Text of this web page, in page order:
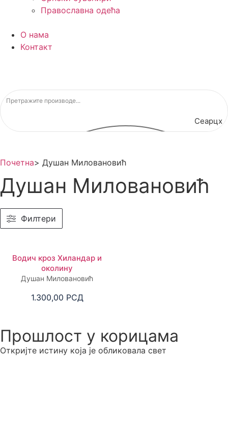
Православна одећа
О нама
Контакт
Сеарцх
Почетна> Душан Миловановић
Душан Миловановић
Филтери
Водич кроз Хиландар и
околину
Душан Миловановић
1.300,00 РСД
Прошлост у корицама
Откријте истину која је обликовала свет